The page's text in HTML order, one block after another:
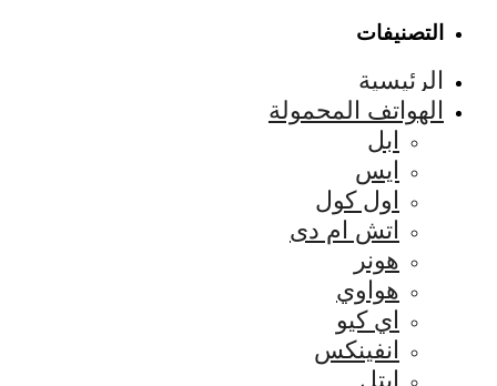
التصنيفات
الرئيسية
الهواتف المحمولة
ابل
ايس
اول كول
اتش ام دى
هونر
هواوي
اي كيو
انفينكس
ايتل